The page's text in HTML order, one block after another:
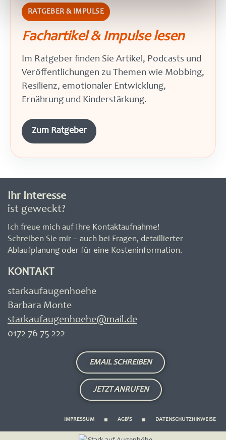
RATGEBER & IMPULSE
Fachartikel & Impulse lesen
Im Ratgeber finden Sie Artikel, Podcasts und
Veröffentlichungen zu Themen wie Mobbing,
Resilienz, emotionaler Entwicklung,
Ernährung und Kinderstärkung.
Zum Ratgeber
Ihr Interesse
ist geweckt?
Ich freue mich auf Ihre Kontaktaufnahme!
Schreiben Sie mir – auch bei Fragen, detaillierter
Ablaufplanung oder für eine Kosteninformation.
KONTAKT
starkaufaugenhoehe
Barbara Monte
starkaufaugenhoehe@mail.de
0172 76 75 222
EMAIL SCHREIBEN
JETZT ANRUFEN
IMPRESSUM AGB’S DATENSCHUTZHINWEISE